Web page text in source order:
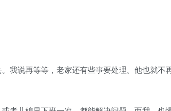
说再等等，老家还有些事要处理。他也就不